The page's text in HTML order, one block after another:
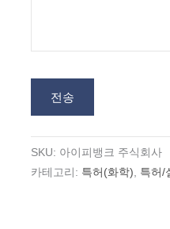
전송
SKU: 아이피뱅크 주식회사
카테고리: 특허(화학), 특허/